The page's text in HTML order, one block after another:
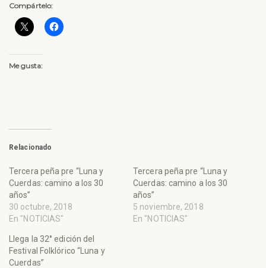
Compártelo:
Me gusta:
Relacionado
Tercera peña pre “Luna y
Cuerdas: camino a los 30
años”
30 octubre, 2018
En "NOTICIAS"
Tercera peña pre “Luna y
Cuerdas: camino a los 30
años”
5 noviembre, 2018
En "NOTICIAS"
Llega la 32° edición del
Festival Folklórico “Luna y
Cuerdas”